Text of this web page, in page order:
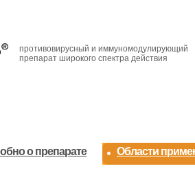
противовирусный и иммуномодулирующий
препарат широкого спектра действия
о препарате Области